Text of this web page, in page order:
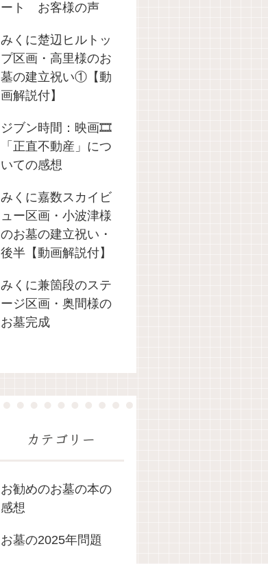
ート お客様の声
みくに楚辺ヒルトッ
プ区画・高里様のお
墓の建立祝い①【動
画解説付】
ジブン時間：映画🎞️
「正直不動産」につ
いての感想
みくに嘉数スカイビ
ュー区画・小波津様
のお墓の建立祝い・
後半【動画解説付】
みくに兼箇段のステ
ージ区画・奥間様の
お墓完成
カテゴリー
お勧めのお墓の本の
感想
お墓の2025年問題